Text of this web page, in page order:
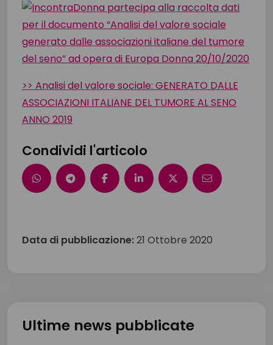
>> Analisi del valore sociale: GENERATO DALLE
ASSOCIAZIONI ITALIANE DEL TUMORE AL SENO
ANNO 2019
Condividi l'articolo
Data di pubblicazione:21 Ottobre 2020
Ultime news pubblicate